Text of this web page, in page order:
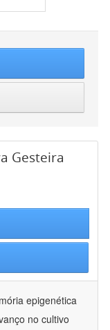
Gesteira
epigenética
no cultivo